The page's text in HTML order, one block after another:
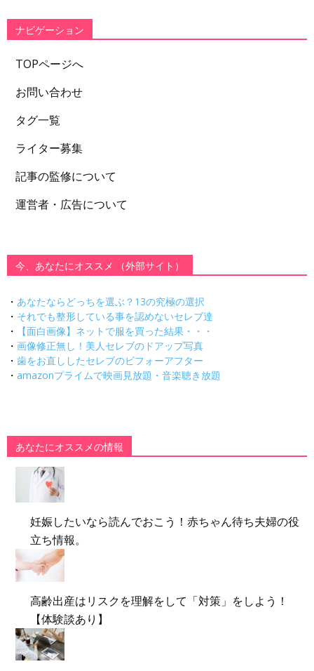
ー
ナビゲーション
TOPページへ
お問い合わせ
タグ一覧
ライター募集
記事の監修について
運営者・広告について
今、あなたにオススメ （外部サイト）
・ あなたならどっちを選ぶ？13の究極の選択
・ それでも整形している事を認めないセレブ達
・
【面白画像】ネットで服を買った結果・・・
・ 画像修正無し！美人セレブのドアップ写真
・ 歯をお直ししたセレブのビフォーアフター
・ amazonプライムで映画見放題・音楽聴き放題
あなたにオススメの情報
妊娠したいなら読んでおこう！赤ちゃん待ち夫婦の役
立ち情報。
高齢出産はリスクを理解をして「対策」をしよう！
【体験談あり】